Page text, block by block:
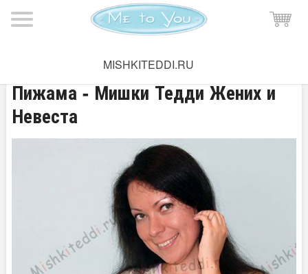
MISHKITEDDI.RU
Пижама - Мишки Тедди Жених и
Невеста